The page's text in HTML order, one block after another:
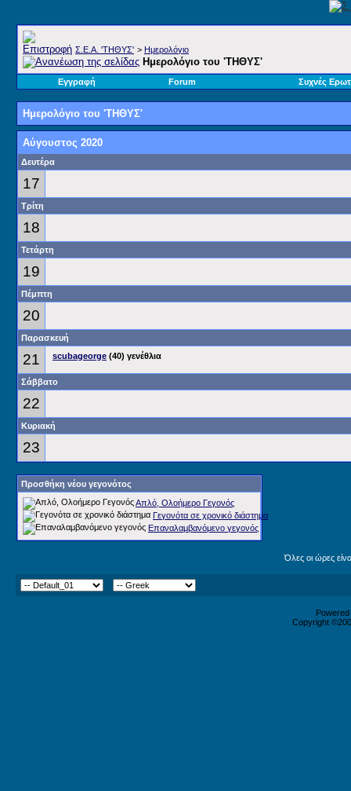
Σ.E.A. 'ΤΗΘΥΣ' > Ημερολόγιο
Ημερολόγιο του 'ΤΗΘΥΣ'
Εγγραφή Forum Συχνές
Ημερολόγιο του 'ΤΗΘΥΣ'
Αύγουστος 2020
Δευτέρα
17
Τρίτη
18
Τετάρτη
19
Πέμπτη
20
Παρασκευή
21 scubageorge (40) γενέθλια
Σάββατο
22
Κυριακή
23
Προσθήκη νέου γεγονότος
Απλό, Ολοήμερο Γεγονός
Γεγονότα σε χρονικό διάστημα
Επαναλαμβανόμενο γεγονός
Όλες οι ώρες
Copyright